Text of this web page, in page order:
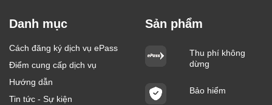
Danh mục
Cách đăng ký dịch vụ ePass
Điểm cung cấp dịch vụ
Hướng dẫn
Tin tức - Sự kiện
Sản phẩm
Thu phí không
dừng
Bảo hiểm